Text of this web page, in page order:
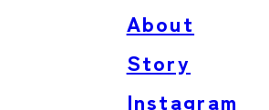
Architecture
Words
About
Story
Instagram